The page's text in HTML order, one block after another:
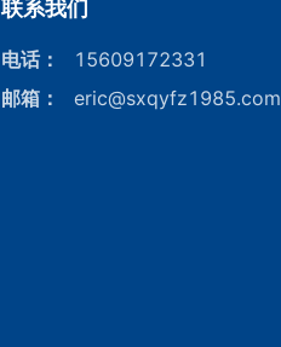
联系我们
电话：
15609172331
邮箱 ： eric@sxqyfz1985.com